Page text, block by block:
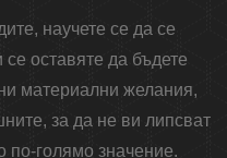
научете се да се
се оставяте да бъдете
материални желания,
за да не ви липсват
голямо значение.